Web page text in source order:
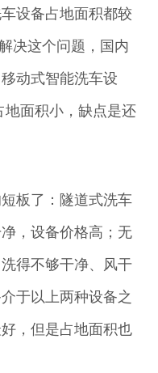
设备占地面积都较
决这个问题，国内
动式智能洗车设
面积小，缺点是还
板了：隧道式洗车
，设备价格高；无
得不够干净、风干
于以上两种设备之
，但是占地面积也